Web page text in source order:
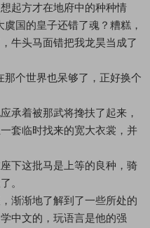
起方才在地府中的种种情
国的皇子还错了魂？糟糕，
牛头马面错把我龙昊当成了
个世界也呆够了，正好换个
承着被那武将搀扶了起来，
套临时找来的宽大衣裳，并
下这批马是上等的良种，骑
。
渐渐地了解到了一些所处的
中文的，玩语言是他的强